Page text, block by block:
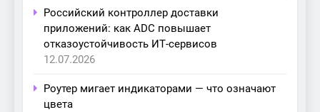
Российский контроллер доставки
приложений: как ADC повышает
отказоустойчивость ИТ-сервисов
12.07.2026
Роутер мигает индикаторами — что означают
цвета